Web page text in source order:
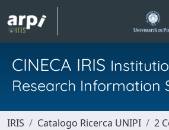
CINECA IRIS
Research Information
IRIS Catalogo Ricerca UNIPI
2